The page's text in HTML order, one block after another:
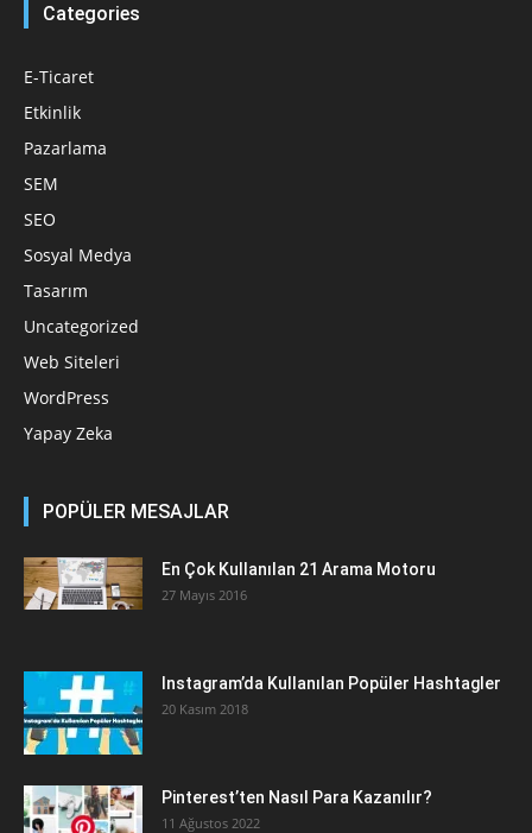
Categories
E-Ticaret
Etkinlik
Pazarlama
SEM
SEO
Sosyal Medya
Tasarım
Uncategorized
Web Siteleri
WordPress
Yapay Zeka
POPÜLER MESAJLAR
En Çok Kullanılan 21 Arama Motoru
27 Mayıs 2016
Instagram’da Kullanılan Popüler Hashtagler
20 Kasım 2018
Pinterest’ten Nasıl Para Kazanılır?
11 Ağustos 2022